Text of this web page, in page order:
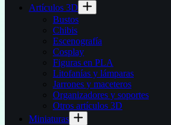
Artículos 3D
Bustos
Chibis
Escenografía
Cosplay
Figuras en PLA
Litofanías y lámparas
Jarrones y maceteros
Organizadores y soportes
Otros artículos 3D
Miniaturas